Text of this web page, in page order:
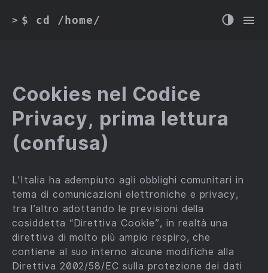
> $ cd /home/
Cookies nel Codice
Privacy, prima lettura
(confusa)
L’Italia ha adempiuto agli obblighi comunitari in
tema di comunicazioni elettroniche e privacy,
tra l’altro adottando le previsioni della
cosiddetta “Direttiva Cookie”, in realtà una
direttiva di molto più ampio respiro, che
contiene al suo interno alcune modifiche alla
Direttiva 2002/58/EC sulla protezione dei dati